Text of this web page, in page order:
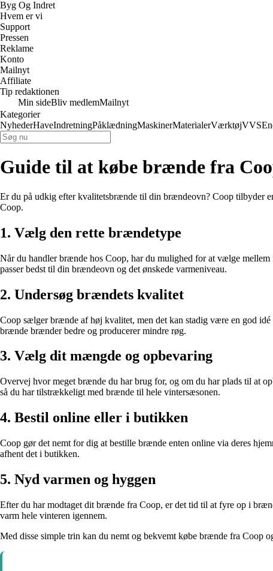
Byg Og Indret
Hvem er vi
Support
Pressen
Reklame
Konto
Mailnyt
Affiliate
Tip redaktionen
Min sideBliv medlemMailnyt
Kategorier
NyhederHaveIndretningPåklædningMaskinerMaterialerVærktøjVVS
Guide til at købe brænde fra
Er du på udkig efter kvalitetsbrænde til din brændeovn? Coop tilbyder
Coop.
1. Vælg den rette brændetype
Når du handler brænde hos Coop, har du mulighed for at vælge
passer bedst til din brændeovn og det ønskede varmeniveau.
2. Undersøg brændets kvalitet
Coop sælger brænde af høj kvalitet, men det kan stadig være en god
brænde brænder bedre og producerer mindre røg.
3. Vælg dit mængde og opbevaring
Overvej hvor meget brænde du har brug for, og om du har plads til at
så du har tilstrækkeligt med brænde til hele vintersæsonen.
4. Bestil online eller i butikken
Coop gør det nemt for dig at bestille brænde enten online via deres
afhent det i butikken.
5. Nyd varmen og hyggen
Efter du har modtaget dit brænde fra Coop, er det tid til at fyre op i
varm hele vinteren igennem.
Med disse simple trin kan du nemt og bekvemt købe brænde fra Coop